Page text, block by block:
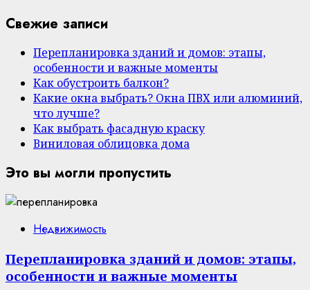
Свежие записи
Перепланировка зданий и домов: этапы,
особенности и важные моменты
Как обустроить балкон?
Какие окна выбрать? Окна ПВХ или алюминий,
что лучше?
Как выбрать фасадную краску
Виниловая облицовка дома
Это вы могли пропустить
Недвижимость
Перепланировка зданий и домов: этапы,
особенности и важные моменты